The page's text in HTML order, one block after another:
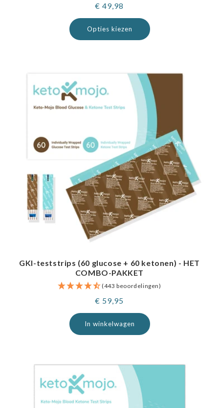
Normale
prijs
€ 49,98
Opties kiezen
GKI-teststrips (60 glucose + 60 ketonen) - HET
COMBO-PAKKET
(443 beoordelingen)
Normale
prijs
€ 59,95
In winkelwagen